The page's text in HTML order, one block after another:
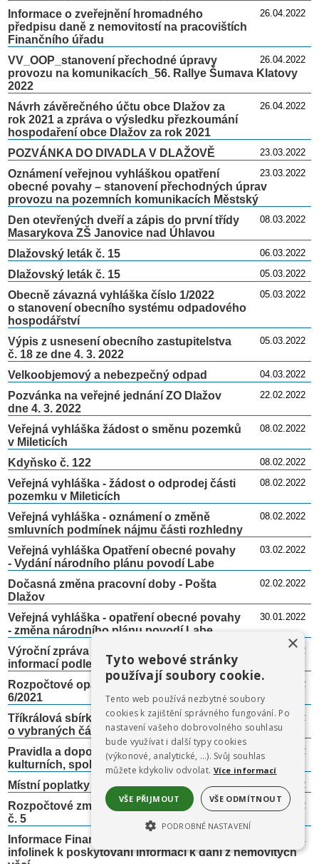
26.04.2022
Informace o zveřejnění hromadného
předpisu daně z nemovitostí na pracovištích
Finančního úřadu
26.04.2022
VV_OOP_stanovení přechodné úpravy
provozu na komunikacích_56. Rallye Šumava Klatovy
2022
26.04.2022
Návrh závěrečného účtu obce Dlažov za
rok 2021 a zpráva o výsledku přezkoumání
hospodaření obce Dlažov za rok 2021
23.03.2022
POZVÁNKA DO DIVADLA V DLAŽOVĚ
23.03.2022
Oznámení veřejnou vyhláškou opatření
obecné povahy – stanovení přechodných úprav
provozu na pozemních komunikacích Městský
08.03.2022
Den otevřených dveří a zápis do první třídy
Masarykova ZŠ Janovice nad Úhlavou
06.03.2022
Dlažovský leták č. 15
05.03.2022
Dlažovský leták č. 15
05.03.2022
Obecně závazná vyhláška číslo 1/2022
o stanovení obecního systému odpadového
hospodářství
05.03.2022
Výpis z usnesení obecního zastupitelstva
č. 18 ze dne 4. 3. 2022
04.03.2022
Velkoobjemový a nebezpečný odpad
22.02.2022
Pozvánka na veřejné jednání ZO Dlažov
dne 4. 3. 2022
08.02.2022
Veřejná vyhláška žádost o směnu pozemků
v Mileticích
08.02.2022
Kdyňsko č. 122
08.02.2022
Veřejná vyhláška - žádost o odprodej části
pozemku v Mileticích
08.02.2022
Veřejná vyhláška - oznámení o změně
smluvních podmínek nájmu části rozhledny
03.02.2022
Veřejná vyhláška Opatření obecné povahy
- Vydání národního plánu povodí Labe
02.02.2022
Dočasná změna pracovní doby - Pošta
Dlažov
30.01.2022
Veřejná vyhláška - opatření obecné povahy
- změna národního plánu povodí Labe
25.01.2022
Výroční zpráva obce Dlažov o poskytování
informací podle z.č. 106/1999 za rok 2021
24.01.2022
Rozpočtové opatření DSO Kdyňsko č.
6/2021
19.01.2022
Tříkrálová sbírka 2022 - informace
o vybraných částkách- děkujeme
14.01.2022
Pravidla a doporučení ke konání
kulturních, společenských a sportovních akcí
07.01.2022
Místní poplatky 2022 - informace o placení
03.01.2022
Rozpočtové změny obce Dlažov na r. 2021
č. 5
Informace Finančního úřadu ke zřízení
infolinek k poskytování informací k dani z nemovitých
×
Tyto webové stránky
používají soubory cookie.
Tento web používá nezbytné soubory
cookies k zajištění správného fungování. Po
nastavení vašeho dobrovolného souhlasu
bude využívat i další typy cookies
(výkonové, analytické, …). Svůj souhlas
můžete kdykoliv odvolat. Více informací
VŠE PŘIJMOUT VŠE ODMÍTNOUT
PODROBNÉ NASTAVENÍ
NEZBYTNĚ NUTNÉ SOUBORY